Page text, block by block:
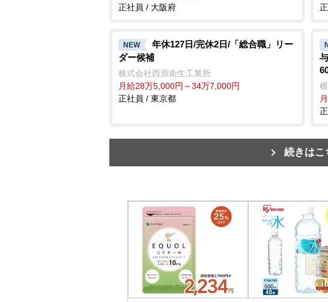
正社員 / 大阪府
NEW
年休127日/完休2日/「総合職」リー
ダー候補
株式会社西原衛生工業所
月給28万5,000円～34万7,000円
正社員 / 東京都
続きはこ